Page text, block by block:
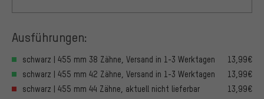
Ausführungen:
schwarz | 455 mm 38 Zähne, Versand in 1-3 Werktagen
13,99€
schwarz | 455 mm 42 Zähne, Versand in 1-3 Werktagen
13,99€
schwarz | 455 mm 44 Zähne, aktuell nicht lieferbar
13,99€